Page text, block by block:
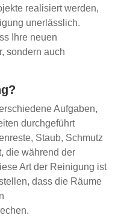
realisiert werden,
unerlässlich.
Ihre neuen
sondern auch
Aufgaben,
durchgeführt
Staub, Schmutz
die während der
Art der Reinigung ist
dass die Räume